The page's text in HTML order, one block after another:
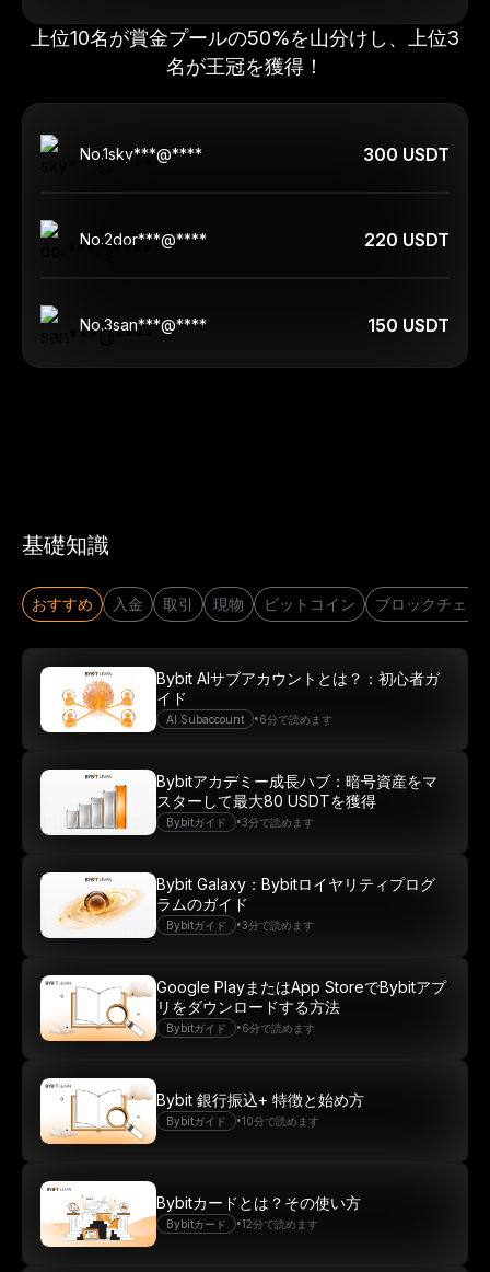
上位10名が賞金プールの50%を山分けし、上位3
名が王冠を獲得！
No.1sky***@**** 300 USDT
No.2dor***@**** 220 USDT
No.3san***@**** 150 USDT
基礎知識
おすすめ 入金 取引 現物 ビットコイン ブロックチェー
AI Subaccount •6分で読めます
Bybit AIサブアカウントとは？：初心者ガ
イド
Bybitガイド •3分で読めます
Bybitアカデミー成長ハブ：暗号資産をマ
スターして最大80 USDTを獲得
Bybitガイド •3分で読めます
Bybit Galaxy：Bybitロイヤリティプログ
ラムのガイド
Bybitガイド •6分で読めます
Google PlayまたはApp StoreでBybitアプ
リをダウンロードする方法
Bybitガイド •10分で読めます
Bybit 銀行振込+ 特徴と始め方
Bybitカード •12分で読めます
Bybitカードとは？その使い方